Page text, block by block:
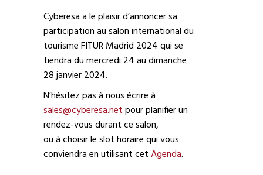
Cyberesa a le plaisir d’annoncer sa
participation au salon international du
tourisme FITUR Madrid 2024 qui se
tiendra du mercredi 24 au dimanche
28 janvier 2024.
N’hésitez pas à nous écrire à
sales@cyberesa.netpour planifier un
rendez-vous durant ce salon,
ou à choisir le slot horaire qui vous
conviendra en utilisant cetAgenda.